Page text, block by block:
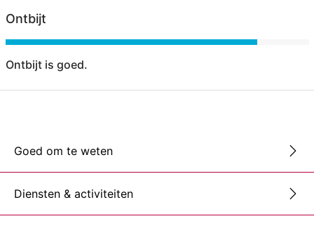
Ontbijt
Ontbijt is goed.
Goed om te weten
Diensten & activiteiten